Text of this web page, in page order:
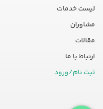
لیست خدمات
مشاوران
مقالات
ارتباط با ما
ثبت نام/ورود